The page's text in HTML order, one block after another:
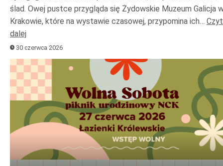
ślad. Owej pustce przygląda się Żydowskie Muzeum Galicja
Krakowie, które na wystawie czasowej, przypomina ich…
dalej
30 czerwca 2026
Odtwarzacz
plików
dźwiękowych